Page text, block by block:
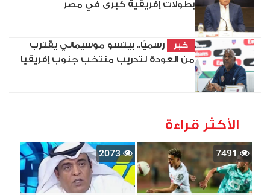
بطولات إفريقية كبرى في مصر
خبر
رسميًا.. بيتسو موسيماني يقترب
من العودة لتدريب منتخب جنوب إفريقيا
الأكثر قراءة
7491
2073